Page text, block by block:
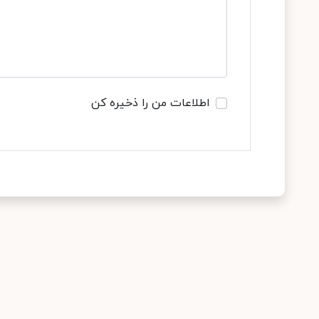
اطلاعات من را ذخیره کن